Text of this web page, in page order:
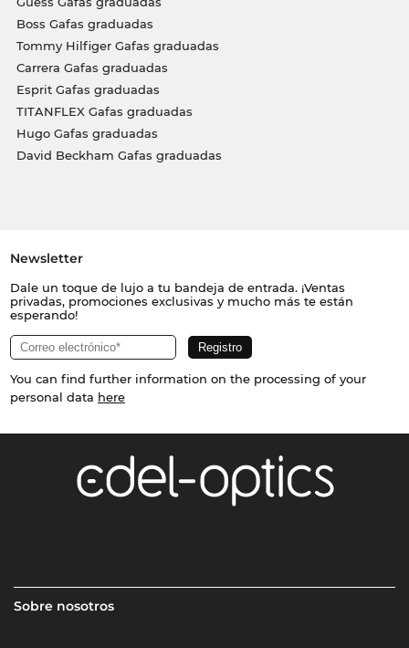
Boss Gafas graduadas
Tommy Hilfiger Gafas graduadas
Carrera Gafas graduadas
Esprit Gafas graduadas
TITANFLEX Gafas graduadas
Hugo Gafas graduadas
David Beckham Gafas graduadas
Newsletter
Dale un toque de lujo a tu bandeja de entrada. ¡Ventas
privadas, promociones exclusivas y mucho más te están
esperando!
You can find further information on the processing of your
personal data here
Sobre nosotros